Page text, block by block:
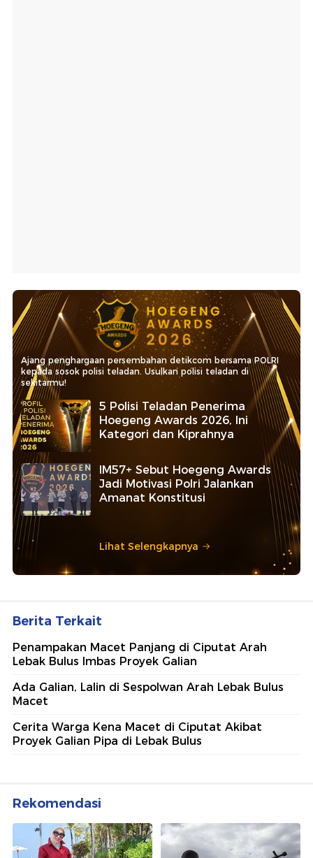
Ajang penghargaan persembahan detikcom bersama POLRI
kepada sosok polisi teladan. Usulkan polisi teladan di
sekitarmu!
5 Polisi Teladan Penerima
Hoegeng Awards 2026, Ini
Kategori dan Kiprahnya
IM57+ Sebut Hoegeng Awards
Jadi Motivasi Polri Jalankan
Amanat Konstitusi
Lihat Selengkapnya
Berita Terkait
Penampakan Macet Panjang di Ciputat Arah
Lebak Bulus Imbas Proyek Galian
Ada Galian, Lalin di Sespolwan Arah Lebak Bulus
Macet
Cerita Warga Kena Macet di Ciputat Akibat
Proyek Galian Pipa di Lebak Bulus
Rekomendasi